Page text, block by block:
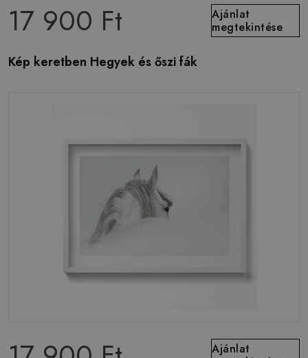
17 900 Ft
Ajánlat
megtekintése
Kép keretben Hegyek és őszi fák
Ajánlat